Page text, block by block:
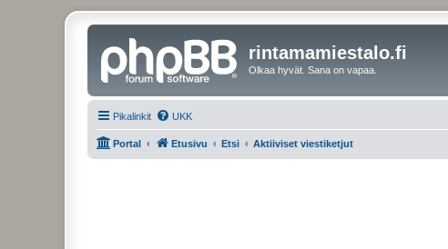
rintamamiestalo.fi
Olkaa hyvät. Sana on vapaa.
Pikalinkit UKK
Portal Etusivu Etsi Aktiiviset viestiketjut